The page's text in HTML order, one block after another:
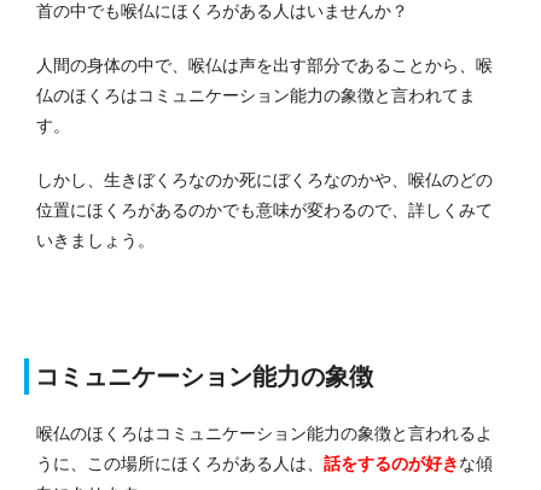
首の中でも喉仏にほくろがある人はいませんか？
人間の身体の中で、喉仏は声を出す部分であることから、喉
仏のほくろはコミュニケーション能力の象徴と言われてま
す。
しかし、生きぼくろなのか死にぼくろなのかや、喉仏のどの
位置にほくろがあるのかでも意味が変わるので、詳しくみて
いきましょう。
コミュニケーション能力の象徴
喉仏のほくろはコミュニケーション能力の象徴と言われるよ
うに、この場所にほくろがある人は、 話をするのが好きな傾